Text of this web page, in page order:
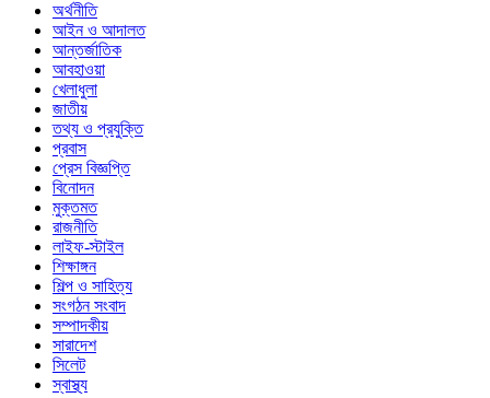
অর্থনীতি
আইন ও আদালত
আন্তর্জাতিক
আবহাওয়া
খেলাধুলা
জাতীয়
তথ্য ও প্রযুক্তি
প্রবাস
প্রেস বিজ্ঞপ্তি
বিনোদন
মুক্তমত
রাজনীতি
লাইফ-স্টাইল
শিক্ষাঙ্গন
শিল্প ও সাহিত্য
সংগঠন সংবাদ
সম্পাদকীয়
সারাদেশ
সিলেট
স্বাস্থ্য